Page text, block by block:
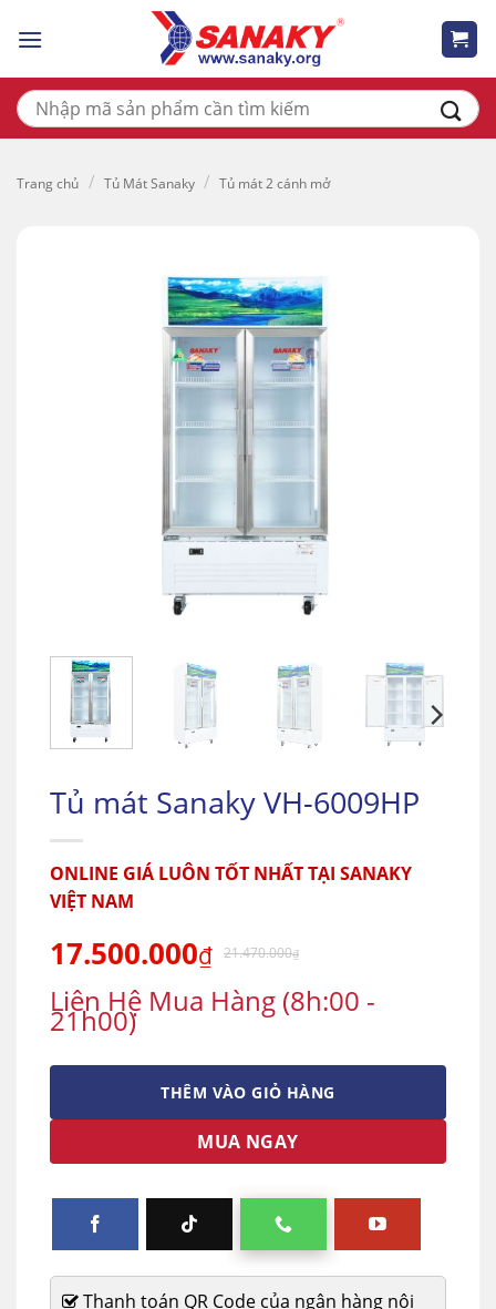
Tìm
kiếm:
Trang chủ / Tủ Mát Sanaky / Tủ mát 2 cánh mở
Tủ mát Sanaky VH-6009HP
ONLINE GIÁ LUÔN TỐT NHẤT TẠI SANAKY
VIỆT NAM
17.500.000₫ 21.470.000₫
Liên Hệ Mua Hàng (8h:00 -
21h00)
THÊM VÀO GIỎ HÀNG
MUA NGAY
Thanh toán QR Code của ngân hàng nội